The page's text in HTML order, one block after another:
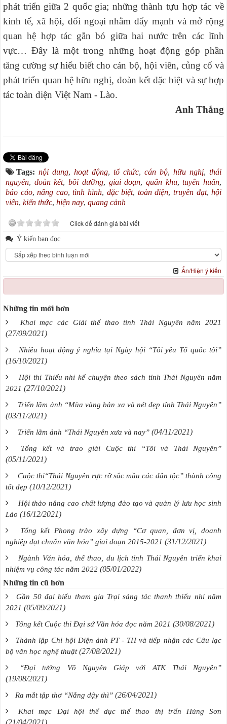
phát triển giữa 2 quốc gia; những thành tựu hợp tác về
kinh tế, xã hội, đối ngoại nhằm đẩy mạnh và mở rộng
quan hệ hợp tác gắn bó giữa hai nước trên các lĩnh
vực… Đây là một trong những hoạt động góp phần
tăng cường sự hiểu biết cho cán bộ, hội viên, củng cố và
phát triển quan hệ hữu nghị, đoàn kết đặc biệt và sự hợp
tác toàn diện Việt Nam - Lào.
Anh Thắng
Tags: nội dung, hoạt động, tổ chức, cán bộ, hữu nghị, thái
nguyên, đoàn kết,bồi dưỡng, giai đoạn, quân khu,tuyên huấn,
báo cáo,nâng cao,tình hình, đặc biệt, toàn diện, truyền đạt,hội
viên, kiến thức, hiện nay, quang cảnh
Click để đánh giá bài viết
Ý kiến bạn đọc
Ẩn/Hiện ý kiến
Những tin mới hơn
Khai mạc các Giải thể thao tỉnh Thái Nguyên năm 2021
(27/09/2021)
Nhiều hoạt động ý nghĩa tại Ngày hội “Tôi yêu Tổ quốc tôi”
(16/10/2021)
Hội thi Thiếu nhi kể chuyện theo sách tỉnh Thái Nguyên năm
2021 (27/10/2021)
Triển lãm ảnh “Mùa vàng bản xa và nét đẹp tỉnh Thái Nguyên”
(03/11/2021)
Triển lãm ảnh “Thái Nguyên xưa và nay” (04/11/2021)
Tổng kết và trao giải Cuộc thi “Tôi và Thái Nguyên”
(05/11/2021)
Cuộc thi“Thái Nguyên rực rỡ sắc mầu các dân tộc” thành công
tốt đẹp (10/12/2021)
Hội thảo nâng cao chất lượng đào tạo và quản lý lưu học sinh
Lào (16/12/2021)
Tổng kết Phong trào xây dựng “Cơ quan, đơn vị, doanh
nghiệp đạt chuẩn văn hóa” giai đoạn 2015-2021 (31/12/2021)
Ngành Văn hóa, thể thao, du lịch tỉnh Thái Nguyên triển khai
nhiệm vụ công tác năm 2022 (05/01/2022)
Những tin cũ hơn
Gần 50 đại biểu tham gia Trại sáng tác thanh thiếu nhi năm
2021 (05/09/2021)
Tổng kết Cuộc thi Đại sứ Văn hóa đọc năm 2021 (30/08/2021)
Thành lập Chi hội Điện ảnh PT - TH và tiếp nhận các Câu lạc
bộ văn học nghệ thuật (27/08/2021)
“Đại tướng Võ Nguyên Giáp với ATK Thái Nguyên”
(19/08/2021)
Ra mắt tập thơ “Nắng dậy thì” (26/04/2021)
Khai mạc Đại hội thể dục thể thao thị trấn Hùng Sơn
(21/04/2021)